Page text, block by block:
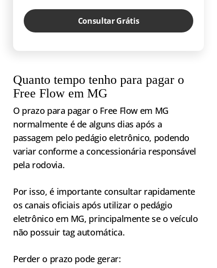
Consultar Grátis
Quanto tempo tenho para pagar o
Free Flow em MG
O prazo para pagar o Free Flow em MG
normalmente é de alguns dias após a
passagem pelo pedágio eletrônico, podendo
variar conforme a concessionária responsável
pela rodovia.
Por isso, é importante consultar rapidamente
os canais oficiais após utilizar o pedágio
eletrônico em MG, principalmente se o veículo
não possuir tag automática.
Perder o prazo pode gerar: